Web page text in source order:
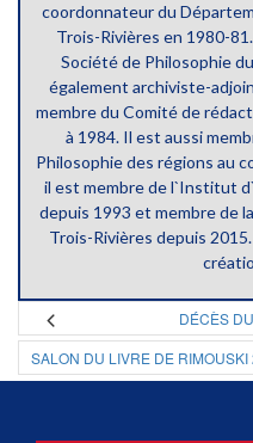
coordonnateur du
Trois-Rivières en 1980-
Société de Philosophie
également archiviste-
membre du Comité de
à 1984. Il est aussi
Philosophie des régions au
il est membre de l`Institut
depuis 1993 et membre de
Trois-Rivières depuis
DÉCÈS
SALON DU LIVRE DE RIMOUSKI